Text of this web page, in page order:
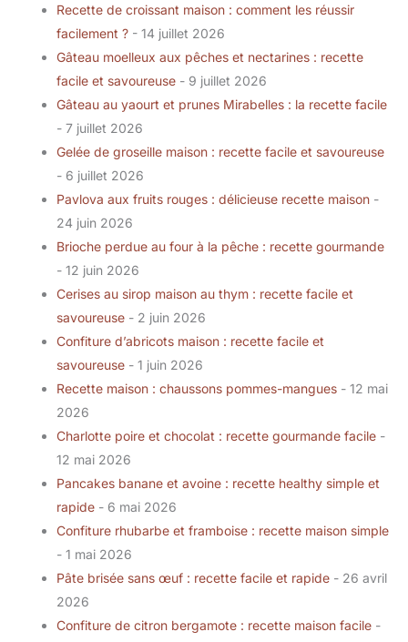
Recette de croissant maison : comment les réussir
facilement ? - 14 juillet 2026
Gâteau moelleux aux pêches et nectarines : recette
facile et savoureuse - 9 juillet 2026
Gâteau au yaourt et prunes Mirabelles : la recette facile
- 7 juillet 2026
Gelée de groseille maison : recette facile et savoureuse
- 6 juillet 2026
Pavlova aux fruits rouges : délicieuse recette maison -
24 juin 2026
Brioche perdue au four à la pêche : recette gourmande
- 12 juin 2026
Cerises au sirop maison au thym : recette facile et
savoureuse - 2 juin 2026
Confiture d’abricots maison : recette facile et
savoureuse - 1 juin 2026
Recette maison : chaussons pommes-mangues - 12 mai
2026
Charlotte poire et chocolat : recette gourmande facile -
12 mai 2026
Pancakes banane et avoine : recette healthy simple et
rapide - 6 mai 2026
Confiture rhubarbe et framboise : recette maison simple
- 1 mai 2026
Pâte brisée sans œuf : recette facile et rapide - 26 avril
2026
Confiture de citron bergamote : recette maison facile -